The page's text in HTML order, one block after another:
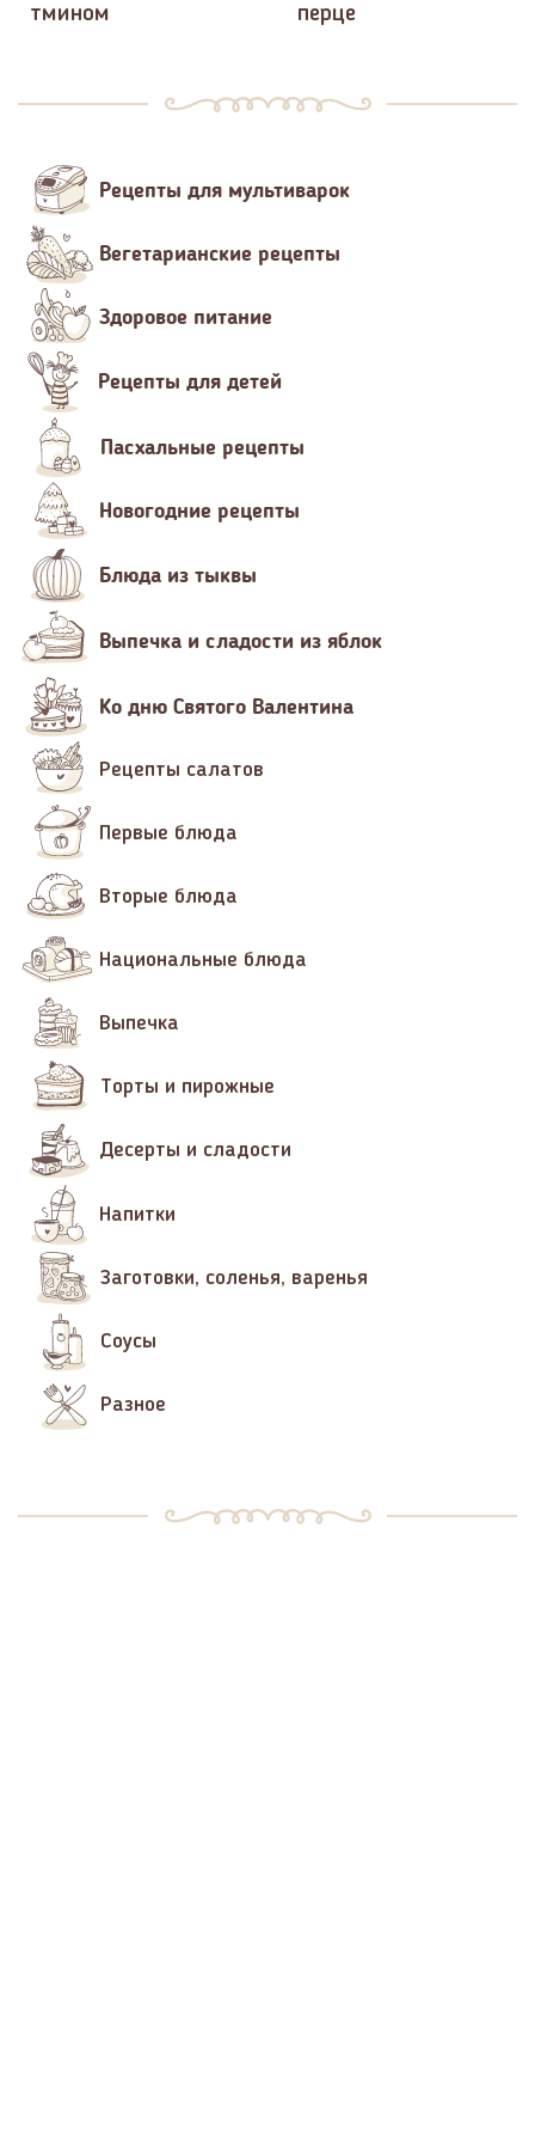
тмином
перце
Рецепты для мультиварок
Вегетарианские рецепты
Здоровое питание
Рецепты для детей
Пасхальные рецепты
Новогодние рецепты
Блюда из тыквы
Выпечка и сладости из яблок
Ко дню Святого Валентина
Рецепты салатов
Первые блюда
Вторые блюда
Национальные блюда
Выпечка
Торты и пирожные
Десерты и сладости
Напитки
Заготовки, соленья, варенья
Соусы
Разное